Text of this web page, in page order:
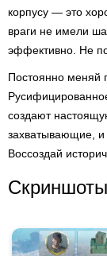
корпусу — это
враги не имели
эффективно. Не
Постоянно меняй
создают
захватывающие, и
Воссоздай
Скриншоты